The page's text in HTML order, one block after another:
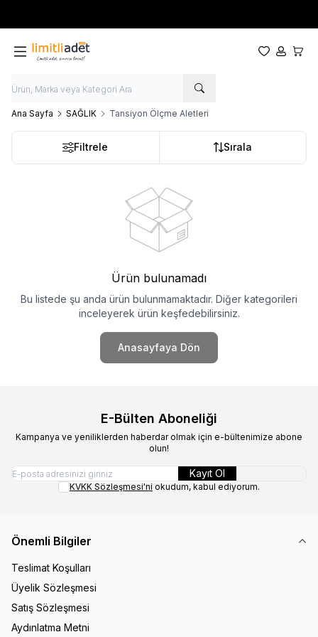
Favorilerim
Hesabım
Ana Sayfa SAĞLIK Tansiyon Ölçme Aletleri
Filtrele Sırala
Ürün bulunamadı
Bu listede şu anda ürün bulunmamaktadır. Diğer kategorileri
inceleyerek ürün keşfedebilirsiniz.
Anasayfaya Dön
E-Bülten Aboneliği
Kampanya ve yeniliklerden haberdar olmak için e-bültenimize abone
olun!
Kayıt Ol
KVKK Sözleşmesi'ni okudum, kabul ediyorum.
Önemli Bilgiler
Teslimat Koşulları
Üyelik Sözleşmesi
Satış Sözleşmesi
Aydınlatma Metni